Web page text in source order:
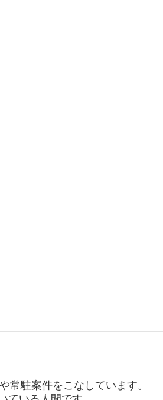
駐案件をこなしています。